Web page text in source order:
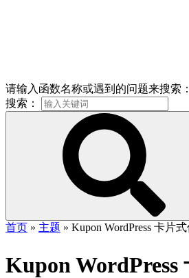
请输入函数名称或遇到的问题来搜索：
搜索：
首页 » 主题 » Kupon WordPress 卡片
Kupon WordPress